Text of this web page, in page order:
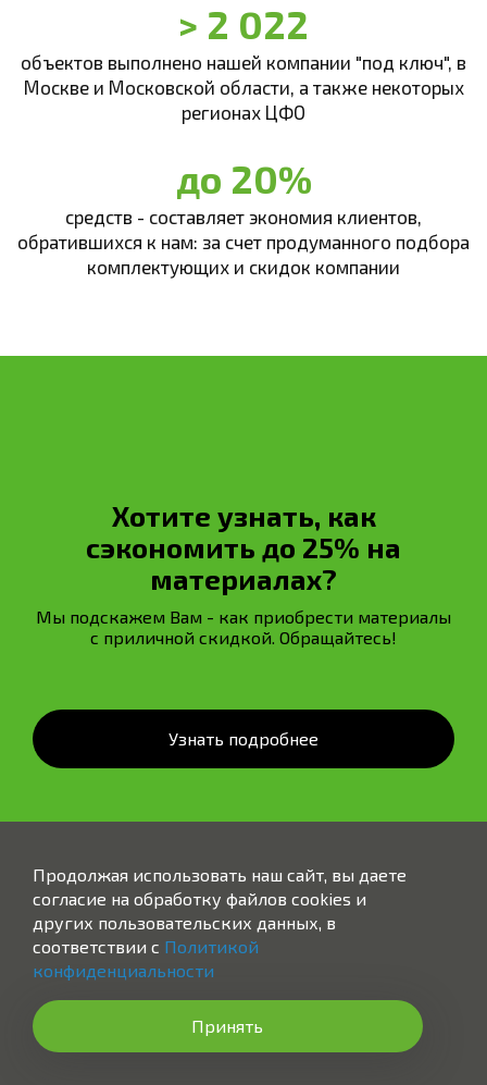
> 2 022
объектов выполнено нашей компании "под ключ", в
Москве и Московской области, а также некоторых
регионах ЦФО
до 20%
средств - составляет экономия клиентов,
обратившихся к нам: за счет продуманного подбора
комплектующих и скидок компании
Хотите узнать, как
сэкономить до 25% на
материалах?
Мы подскажем Вам - как приобрести материалы
с приличной скидкой. Обращайтесь!
Узнать подробнее
Заказать звонок
ВСЕ РАБОТЫ "ПОД КЛЮЧ"
Продолжая использовать наш сайт, вы даете
согласие на обработку файлов cookies и
других пользовательских данных, в
соответствии с Политикой
конфиденциальности
Принять